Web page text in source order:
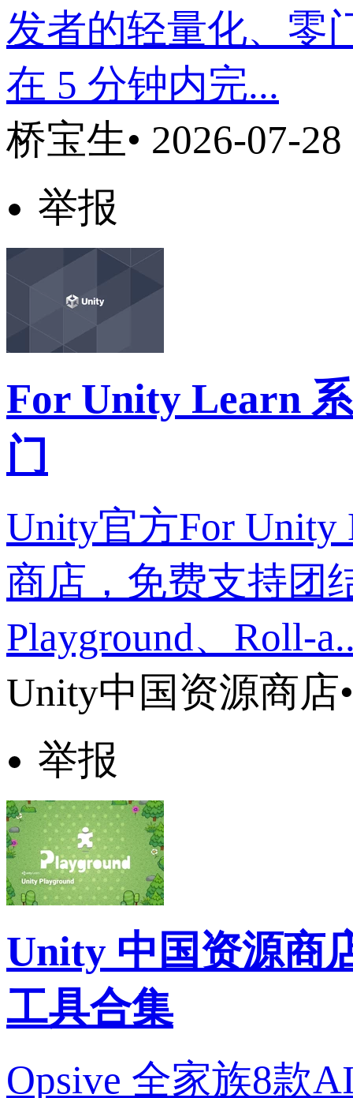
发者的轻量化、零
在 5 分钟内完...
桥宝生• 2026-07-
举报
For Unity Learn
门
Unity官方For
商店，免费支持团
Playground、Roll-
Unity中国资源商店
举报
Unity 中国资源商
工具合集
Opsive 全家族8款